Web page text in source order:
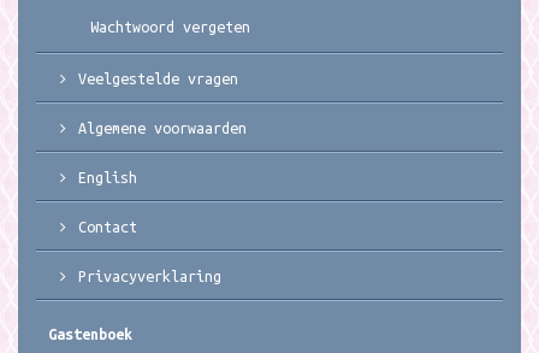
Wachtwoord vergeten
Veelgestelde vragen
Algemene voorwaarden
English
Contact
Privacyverklaring
Gastenboek